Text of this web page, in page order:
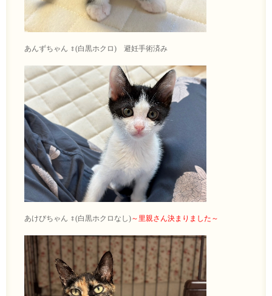
あんずちゃん ♀(白黒ホクロ) 避妊手術済み
あけびちゃん ♀(白黒ホクロなし)～里親さん決まりました～